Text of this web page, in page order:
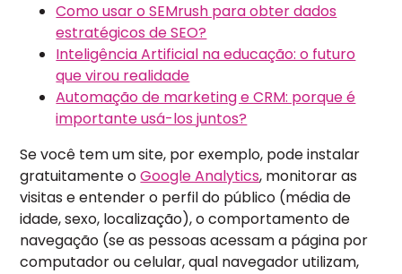
Como usar o SEMrush para obter dados
estratégicos de SEO?
Inteligência Artificial na educação: o futuro
que virou realidade
Automação de marketing e CRM: porque é
importante usá-los juntos?
Se você tem um site, por exemplo, pode instalar
gratuitamente oGoogle Analytics, monitorar as
visitas e entender o perfil do público (média de
idade, sexo, localização), o comportamento de
navegação (se as pessoas acessam a página por
computador ou celular, qual navegador utilizam,